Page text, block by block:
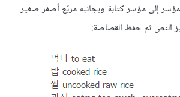
إلى مؤشر كتابة وبجانبه مربّع أصفر صغير
النص ثم حفظ القصاصة: